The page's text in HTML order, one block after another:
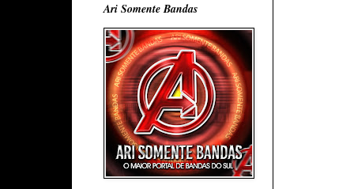
Ari Somente Bandas